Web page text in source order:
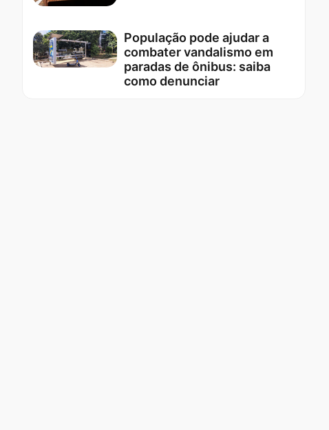
População pode ajudar a
combater vandalismo em
paradas de ônibus: saiba
como denunciar